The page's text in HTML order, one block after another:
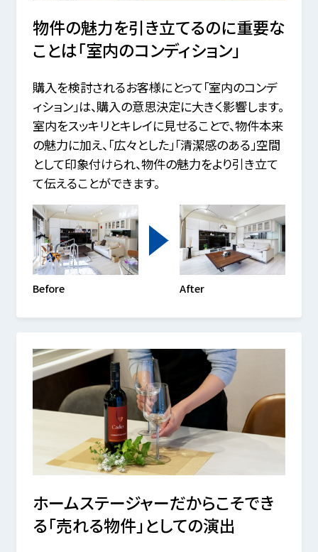
物件の魅力を引き立てるのに重要な
ことは「室内のコンディション」
購入を検討されるお客様にとって「室内のコンデ
ィション」は、購入の意思決定に大きく影響します。
室内をスッキリとキレイに見せることで、物件本来
の魅力に加え、「広々とした」「清潔感のある」空間
として印象付けられ、物件の魅力をより引き立て
て伝えることができます。
Before After
ホームステージャーだからこそでき
る「売れる物件」としての演出